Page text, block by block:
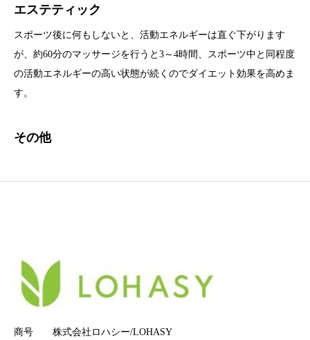
エステティック
スポーツ後に何もしないと、活動エネルギーは直ぐ下がります
が、約60分のマッサージを行うと3～4時間、スポーツ中と同程度
の活動エネルギーの高い状態が続くのでダイエット効果を高めま
す。
その他
商号 株式会社ロハシー/LOHASY